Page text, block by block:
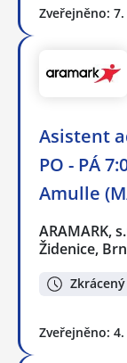
Zveřejněno:
Asistent
PO - PÁ
Amulle
ARAMARK,
Židenice,
Zveřejněno: